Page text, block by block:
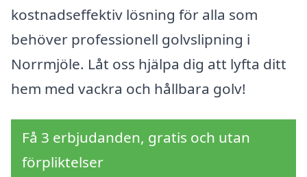
kostnadseffektiv lösning för alla som
behöver professionell golvslipning i
Norrmjöle. Låt oss hjälpa dig att lyfta ditt
hem med vackra och hållbara golv!
Få 3 erbjudanden, gratis och utan
förpliktelser